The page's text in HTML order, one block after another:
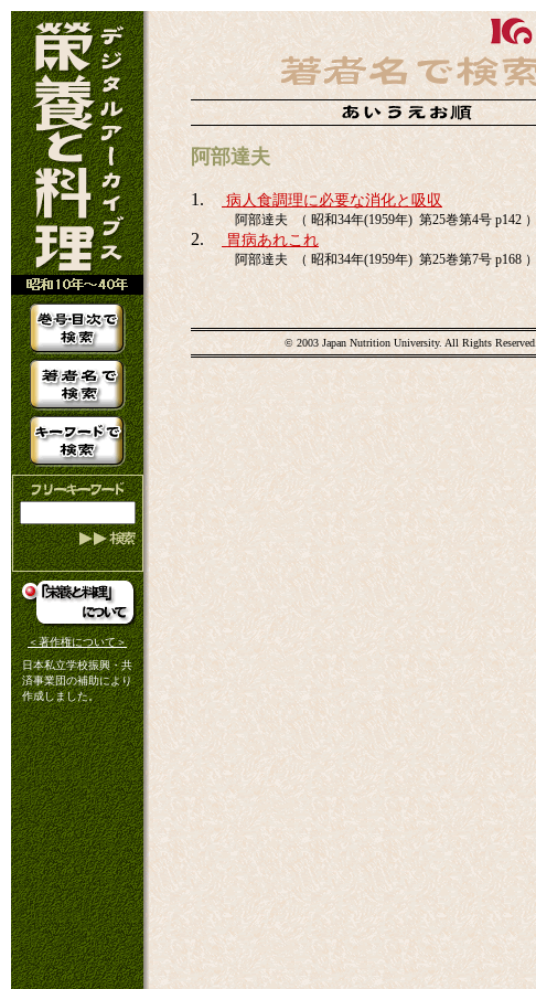
＜著作権について＞
日本私立学校振興・共
済事業団の補助により
作成しました。
阿部達夫
1. 病人食調理に必要な消化と吸収
阿部達夫 （ 昭和34年(1959年) 第25巻第4号 p142 ）
2. 胃病あれこれ
阿部達夫 （ 昭和34年(1959年) 第25巻第7号 p168 ）
© 2003 Japan Nutrition University. All Rights Reserved.